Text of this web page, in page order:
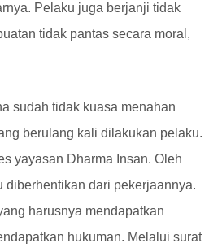
Pelaku juga berjanji tidak
tidak pantas secara moral,
sudah tidak kuasa menahan
berulang kali dilakukan pelaku.
yayasan Dharma Insan. Oleh
diberhentikan dari pekerjaannya.
harusnya mendapatkan
hukuman. Melalui surat